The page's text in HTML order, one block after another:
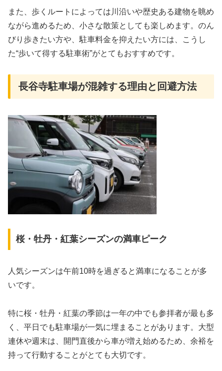
また、歩くルートによっては川沿いや歴史ある建物を眺め
ながら進めるため、小さな散策としても楽しめます。のん
びり歩きたい方や、駐車料金を抑えたい方には、こうし
た“歩いて得する駐車術”がとてもおすすめです。
長谷寺駐車場が混雑する理由と回避方法
桜・牡丹・紅葉シーズンの満車ピーク
人気シーズンは午前10時を過ぎると満車になることが多
いです。
特に桜・牡丹・紅葉の季節は一年の中でも参拝者が最も多
く、平日でも駐車場が一気に埋まることがあります。大型
連休や週末は、開門直後から車が増え始めるため、余裕を
持って行動することがとても大切です。